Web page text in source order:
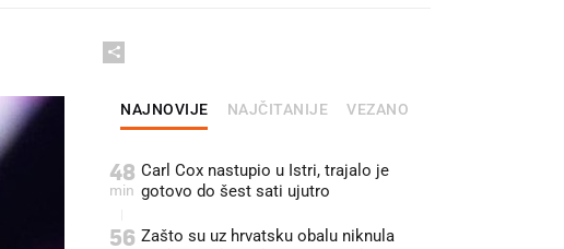
NAJNOVIJE NAJČITANIJE VEZANO
48
min
Carl Cox nastupio u Istri, trajalo je
gotovo do šest sati ujutro
56 Zašto su uz hrvatsku obalu niknula